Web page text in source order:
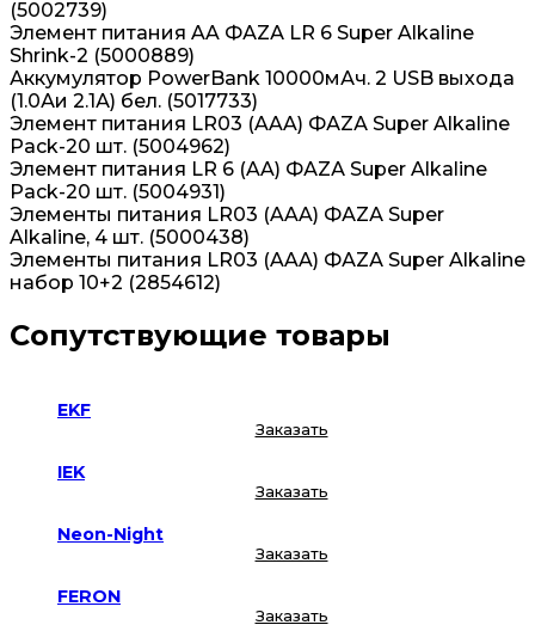
(5002739)
Элемент питания AA ФАZА LR 6 Super Alkaline
Shrink-2 (5000889)
Аккумулятор PowerBank 10000мАч. 2 USB выхода
(1.0Аи 2.1А) бел. (5017733)
Элемент питания LR03 (AAA) ФАZА Super Alkaline
Pack-20 шт. (5004962)
Элемент питания LR 6 (AA) ФАZА Super Alkaline
Pack-20 шт. (5004931)
Элементы питания LR03 (AAA) ФАZА Super
Alkaline, 4 шт. (5000438)
Элементы питания LR03 (AAA) ФАZА Super Alkaline
набор 10+2 (2854612)
Сопутствующие товары
EKF
Заказать
IEK
Заказать
Neon-Night
Заказать
FERON
Заказать